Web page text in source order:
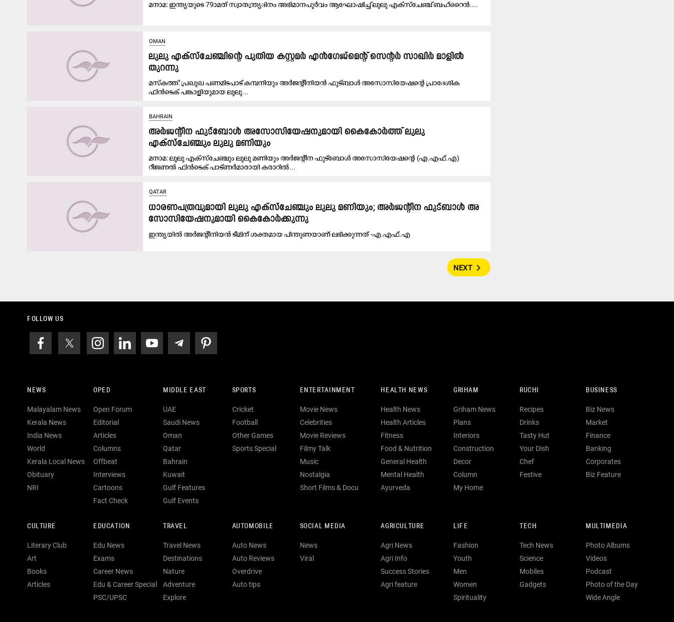
മ​നാ​മ: ഇ​ന്ത്യ​യു​ടെ 79ാമ​ത് സ്വാ​ത​ന്ത്ര്യ​ദി​നം അ​ഭി​മാ​ന​പൂ​ർ​വം ആ​ഘോ​ഷി​ച്ച് ലു​ലു എ​ക്‌​സ്‌​ചേ​ഞ്ച് ബ​ഹ്‌​റൈ​ൻ....
OMAN
ലുലു എക്‌സ്‌ചേഞ്ചിന്റെ പുതിയ കസ്റ്റമർ എൻഗേജ്‌മെന്റ് സെന്‍റർ സാഖിർ മാളിൽ
തുറന്നു
മസ്കത്ത്: പ്രഖുഖ പണമിടപാട് കമ്പനിയും അർജന്റീനിയൻ ഫുട്‌ബാൾ അസോസിയേഷന്റെ പ്രാദേശിക
ഫിൻടെക് പങ്കാളിയുമായ ലുലു...
BAHRAIN
അർജന്റീന ഫുട്ബോൾ അസോസിയേഷനുമായി കൈകോർത്ത് ലുലു
എക്സ്ചേഞ്ചും ലുലു മണിയും
മനാമ: ലുലു എക്‌സ്‌ചേഞ്ചും ലുലു മണിയും അർജന്റീന ഫുട്ബോൾ അസോസിയേഷന്റെ (എ.എഫ്‌.എ)
റീജണൽ ഫിൻടെക് പാട്ണർമാരായി കരാറിൽ...
QATAR
ധാ​ര​ണ​പ​ത്ര​വു​മാ​യി ലു​ലു എ​ക്സ്ചേ​ഞ്ചും ലു​ലു മ​ണി​യും; അ​ർ​ജ​ന്റീ​ന ഫു​ട്ബാ​ൾ അ​
സോ​സി​യേ​ഷ​നു​മാ​യി കൈ​കോ​ർ​ക്കു​ന്നു
ഇ​ന്ത്യ​യി​ൽ അ​ർ​ജ​ന്റീ​നി​യ​ൻ ടീ​മി​ന് ശ​ക്ത​മാ​യ പി​ന്തു​ണ​യാ​ണ് ല​ഭി​ക്കു​ന്ന​ത് -എ.​എ​ഫ്‌.​എ
NEXT navigate_next
FOLLOW US
NEWS
Malayalam News
Kerala News
India News
World
Kerala Local News
Obituary
NRI
OPED
Open Forum
Editorial
Articles
Columns
Offbeat
Interviews
Cartoons
Fact Check
MIDDLE EAST
UAE
Saudi News
Oman
Qatar
Bahrain
Kuwait
Gulf Features
Gulf Events
SPORTS
Cricket
Football
Other Games
Sports Special
ENTERTAINMENT
Movie News
Celebrities
Movie Reviews
Filmy Talk
Music
Nostalgia
Short Films & Docu
HEALTH NEWS
Health News
Health Articles
Fitness
Food & Nutrition
General Health
Mental Health
Ayurveda
GRIHAM
Griham News
Plans
Interiors
Construction
Decor
Column
My Home
RUCHI
Recipes
Drinks
Tasty Hut
Your Dish
Chef
Festive
BUSINESS
Biz News
Market
Finance
Banking
Corporates
Biz Feature
CULTURE
Literary Club
Art
Books
Articles
EDUCATION
Edu News
Exams
Career News
Edu & Career Special
PSC/UPSC
TRAVEL
Travel News
Destinations
Nature
Adventure
Explore
AUTOMOBILE
Auto News
Auto Reviews
Overdrive
Auto tips
SOCIAL MEDIA
News
Viral
AGRICULTURE
Agri News
Agri Info
Success Stories
Agri feature
LIFE
Fashion
Youth
Men
Women
Spirituality
TECH
Tech News
Science
Mobiles
Gadgets
MULTIMEDIA
Photo Albums
Videos
Podcast
Photo of the Day
Wide Angle